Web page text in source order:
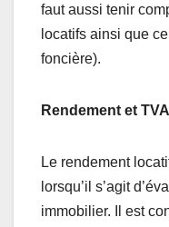
faut aussi tenir
locatifs ainsi que
foncière).
Rendement et TVA
Le rendement
lorsqu’il s’agit
immobilier. Il est